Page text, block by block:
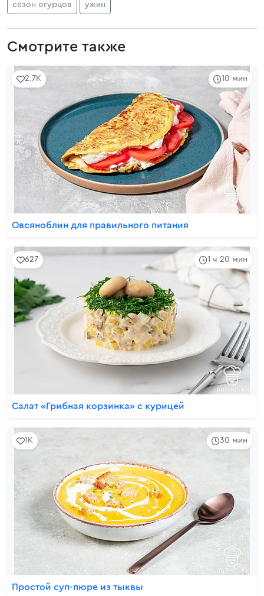
сезон огурцов ужин
Смотрите также
10 мин
2.7K
Овсяноблин для правильного питания
1 ч 20 мин
627
Салат «Грибная корзинка» с курицей
30 мин
1K
Простой суп-пюре из тыквы